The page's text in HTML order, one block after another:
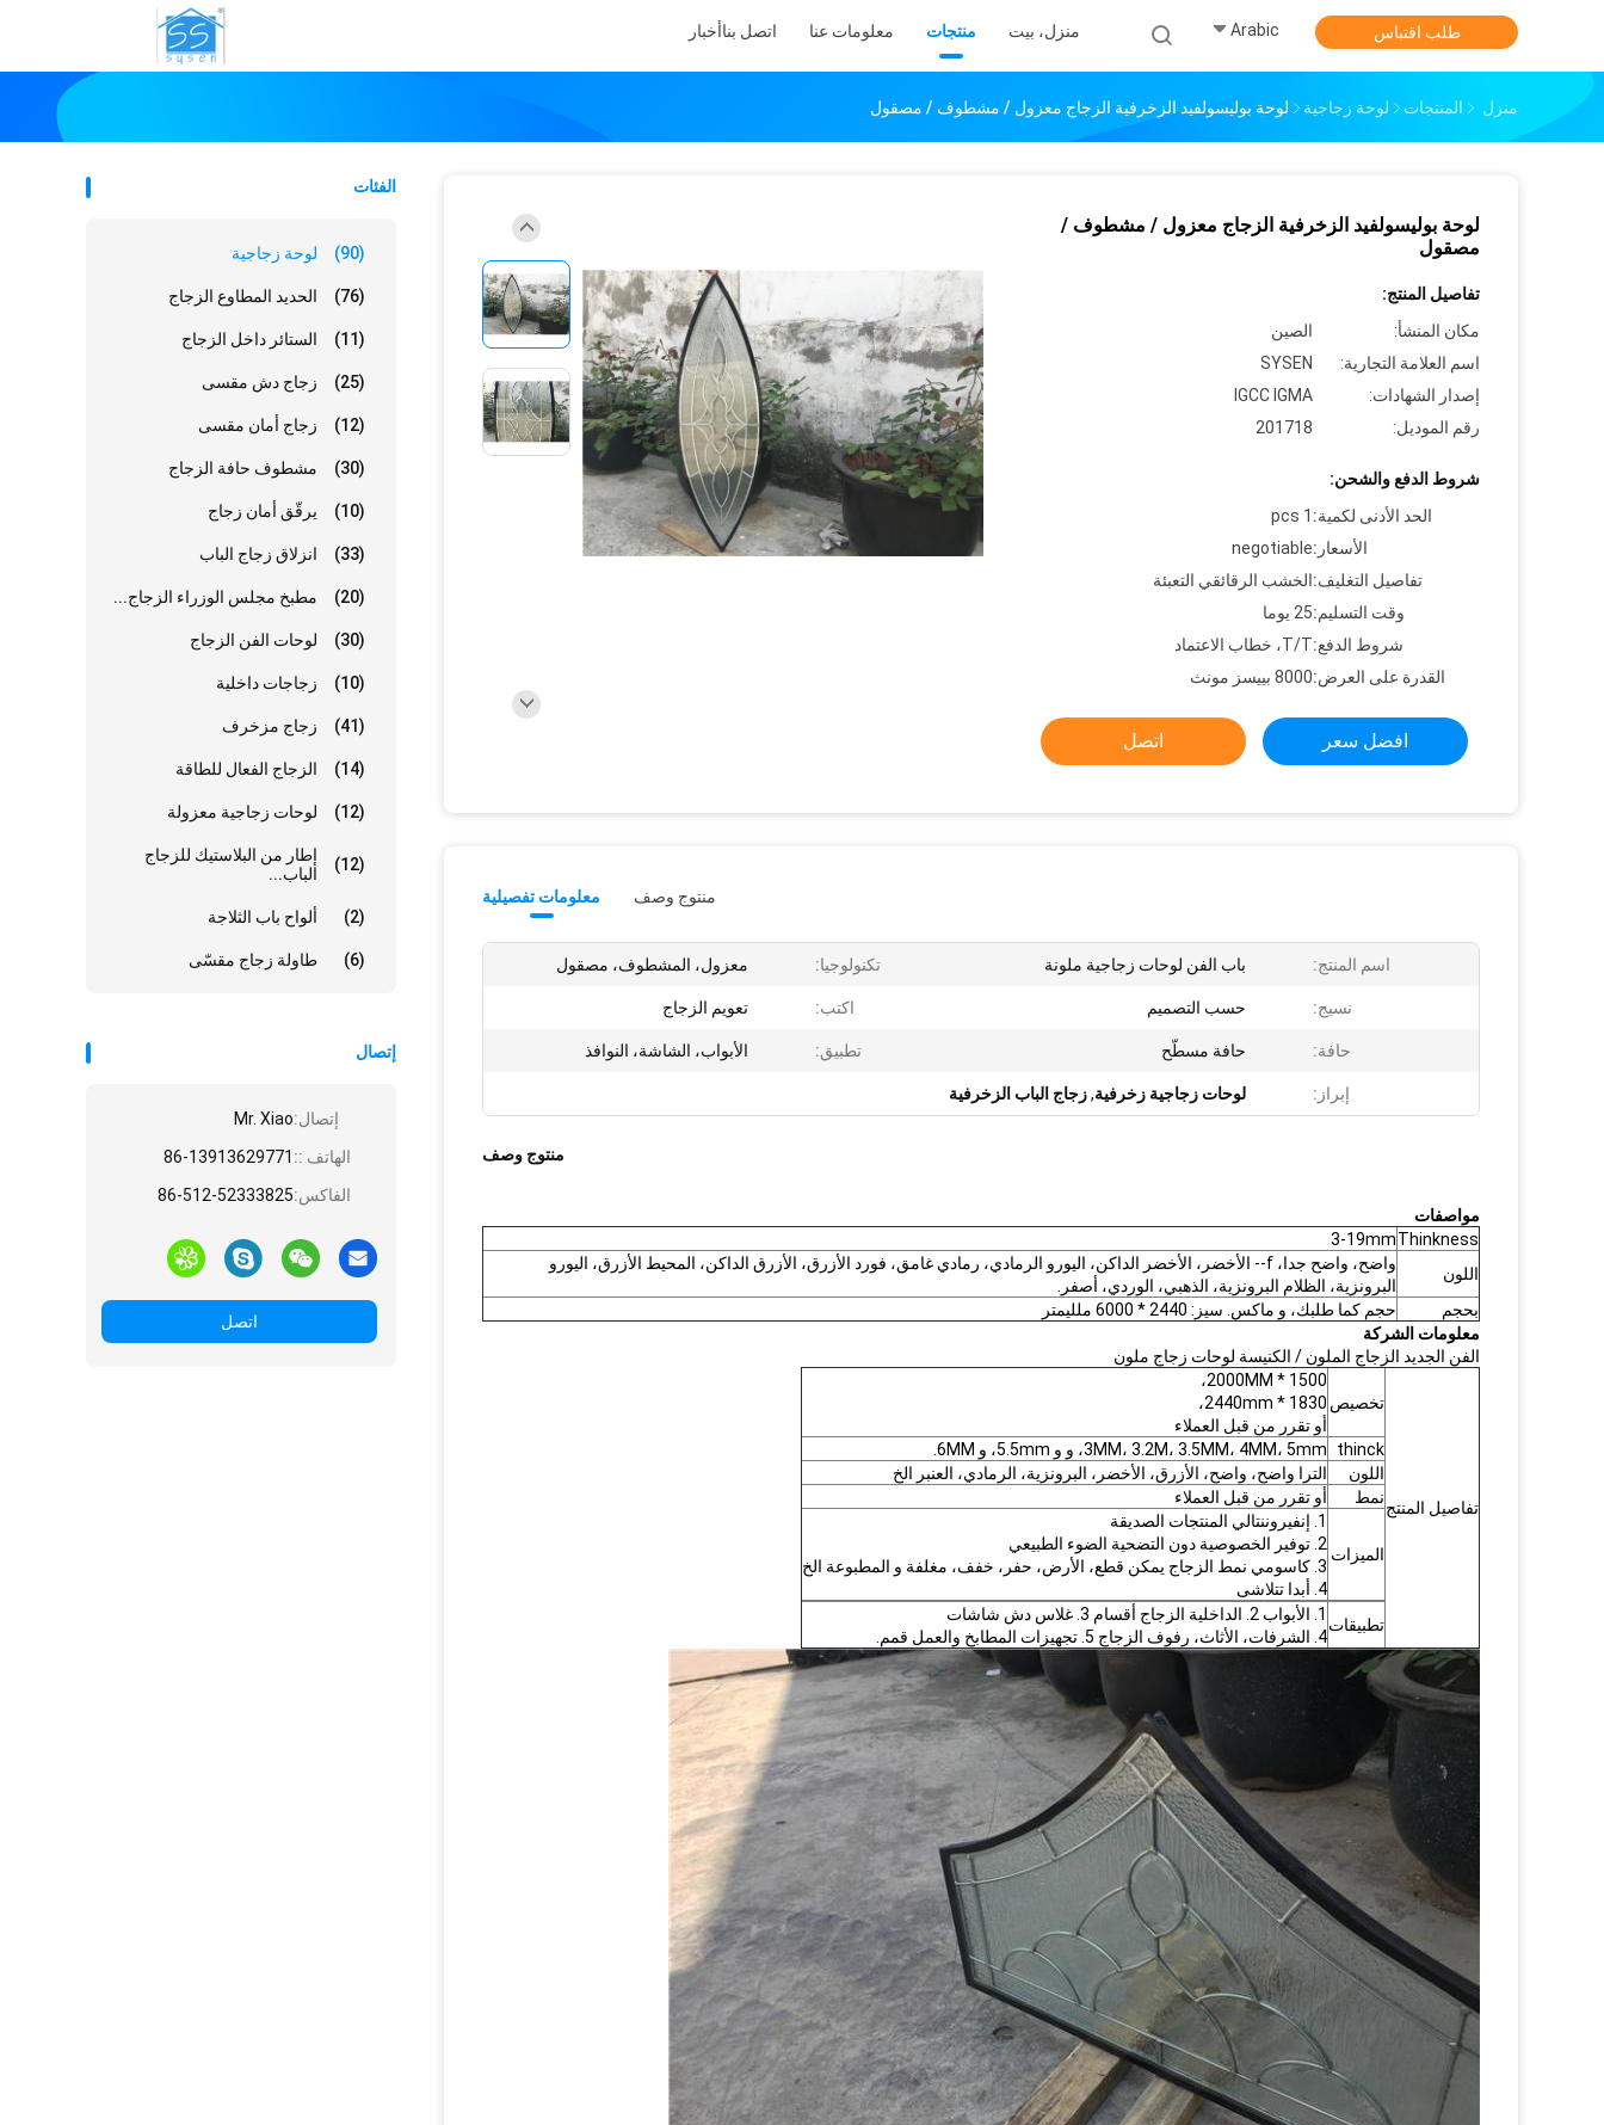
منزل، بيت منتجات معلومات عنا اتصل بناأخبار Arabic طلب اقتباس
منزل المنتجات لوحة زجاجية لوحة بوليسولفيد الزخرفية الزجاج معزول / مشطوف / مصقول
الفئات
لوحة زجاجية (90)
الحديد المطاوع الزجاج (76)
الستائر داخل الزجاج (11)
زجاج دش مقسى (25)
زجاج أمان مقسى (12)
مشطوف حافة الزجاج (30)
يرقّق أمان زجاج (10)
انزلاق زجاج الباب (33)
مطبخ مجلس الوزراء الزجاج... (20)
لوحات الفن الزجاج (30)
زجاجات داخلية (10)
زجاج مزخرف (41)
الزجاج الفعال للطاقة (14)
لوحات زجاجية معزولة (12)
إطار من البلاستيك للزجاج
الباب...
(12)
ألواح باب الثلاجة (2)
طاولة زجاج مقسّى (6)
إتصال
إتصال:Mr. Xiao
الهاتف :: 86-13913629771
الفاكس:86-512-52333825
اتصل
لوحة بوليسولفيد الزخرفية الزجاج معزول / مشطوف /
مصقول
تفاصيل المنتج:
مكان المنشأ:
الصين
اسم العلامة التجارية:
SYSEN
إصدار الشهادات:
IGCC IGMA
رقم الموديل:
201718
شروط الدفع والشحن:
الحد الأدنى لكمية: 1 pcs
الأسعار:negotiable
تفاصيل التغليف:الخشب الرقائقي التعبئة
وقت التسليم:25 يوما
شروط الدفع:T/T، خطاب الاعتماد
القدرة على العرض:8000 بييسز مونث
افضل سعر اتصل
معلومات تفصيلية منتوج وصف
اسم المنتج: باب الفن لوحات زجاجية ملونة تكنولوجيا: معزول، المشطوف، مصقول
نسيج: حسب التصميم اكتب: تعويم الزجاج
حافة: حافة مسطّح تطبيق: الأبواب، الشاشة، النوافذ
إبراز: لوحات زجاجية زخرفية,زجاج الباب الزخرفية
منتوج وصف
مواصفات
Thinkness
3-19mm
اللون
واضح، واضح جدا، f-- الأخضر، الأخضر الداكن، اليورو الرمادي، رمادي غامق، فورد الأزرق، الأزرق الداكن، المحيط الأزرق، اليورو
البرونزية، الظلام البرونزية، الذهبي، الوردي، أصفر.
بحجم
حجم كما طلبك، و ماكس. سيز: 2440 * 6000 ملليمتر
معلومات الشركة
الفن الجديد الزجاج الملون / الكنيسة لوحات زجاج ملون
تفاصيل المنتج
تخصيص
1500 * 2000MM،
1830 * 2440mm،
أو تقرر من قبل العملاء
thinck
3MM، 3.2M، 3.5MM، 4MM، 5mm، و و 5.5mm، و 6MM.
اللون
الترا واضح، واضح، الأزرق، الأخضر، البرونزية، الرمادي، العنبر الخ
نمط
أو تقرر من قبل العملاء
الميزات
1. إنفيروننتالي المنتجات الصديقة
2. توفير الخصوصية دون التضحية الضوء الطبيعي
3. كاسومي نمط الزجاج يمكن قطع، الأرض، حفر، خفف، مغلفة و المطبوعة الخ
4. أبدا تتلاشى
تطبيقات
1. الأبواب 2. الداخلية الزجاج أقسام 3. غلاس دش شاشات
4. الشرفات، الأثاث، رفوف الزجاج 5. تجهيزات المطابخ والعمل قمم.